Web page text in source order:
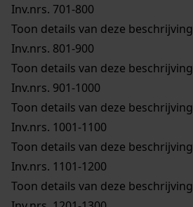
Inv.nrs. 701-800
Toon details van deze beschrijving
Inv.nrs. 801-900
Toon details van deze beschrijving
Inv.nrs. 901-1000
Toon details van deze beschrijving
Inv.nrs. 1001-1100
Toon details van deze beschrijving
Inv.nrs. 1101-1200
Toon details van deze beschrijving